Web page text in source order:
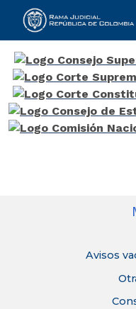
Rama Judicial
Avisos